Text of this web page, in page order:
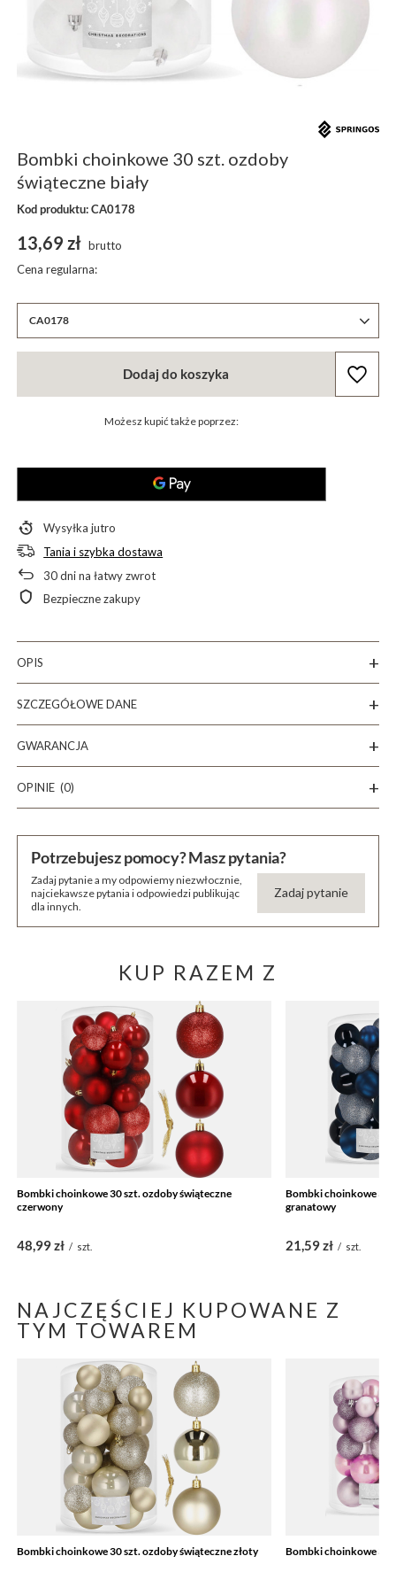
Bombki choinkowe 30 szt. ozdoby
świąteczne biały
Kod produktu: CA0178
CA0178
13,69 zł brutto
Cena regularna:
Dodaj do koszyka
Możesz kupić także poprzez:
Wysyłkajutro
Tania i szybka dostawa
30dni na łatwy zwrot
Bezpieczne zakupy
OPIS
SZCZEGÓŁOWE DANE
GWARANCJA
OPINIE (0)
Potrzebujesz pomocy? Masz pytania?
Zadaj pytanie a my odpowiemy niezwłocznie,
najciekawsze pytania i odpowiedzi publikując
dla innych.
Zadaj pytanie
KUP RAZEM Z
Bombki choinkowe 30 szt. ozdoby świąteczne
czerwony
48,99 zł / szt.
Bombki choinkowe 30
granatowy
21,59 zł / szt.
NAJCZĘŚCIEJ KUPOWANE Z
TYM TOWAREM
Bombki choinkowe 30 szt. ozdoby świąteczne złoty Bombki choinkowe 30